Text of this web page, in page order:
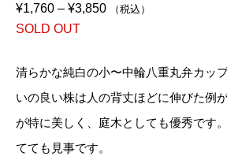
¥1,760 – ¥3,850価
1
7
0
（税込）
SOLD OUT
清らかな純白の小〜中輪八重丸弁カッ
いの良い株は人の背丈ほどに伸びた例
が特に美しく、庭木としても優秀です
てても見事です。